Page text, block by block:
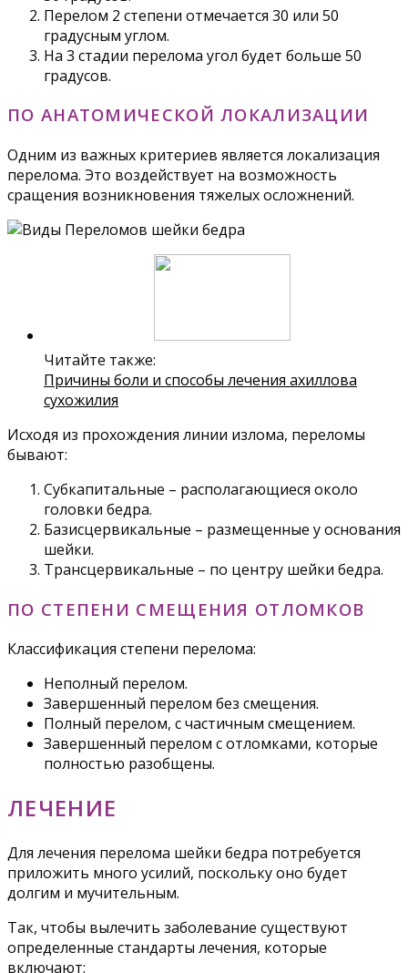
Перелом 2 степени отмечается 30 или 50
градусным углом.
На 3 стадии перелома угол будет больше 50
градусов.
ПО АНАТОМИЧЕСКОЙ ЛОКАЛИЗАЦИИ
Одним из важных критериев является локализация
перелома. Это воздействует на возможность
сращения возникновения тяжелых осложнений.
Читайте также:
Причины боли и способы лечения ахиллова
сухожилия
Исходя из прохождения линии излома, переломы
бывают:
Субкапитальные – располагающиеся около
головки бедра.
Базисцервикальные – размещенные у основания
шейки.
Трансцервикальные – по центру шейки бедра.
ПО СТЕПЕНИ СМЕЩЕНИЯ ОТЛОМКОВ
Классификация степени перелома:
Неполный перелом.
Завершенный перелом без смещения.
Полный перелом, с частичным смещением.
Завершенный перелом с отломками, которые
полностью разобщены.
ЛЕЧЕНИЕ
Для лечения перелома шейки бедра потребуется
приложить много усилий, поскольку оно будет
долгим и мучительным.
Так, чтобы вылечить заболевание существуют
определенные стандарты лечения, которые
включают: